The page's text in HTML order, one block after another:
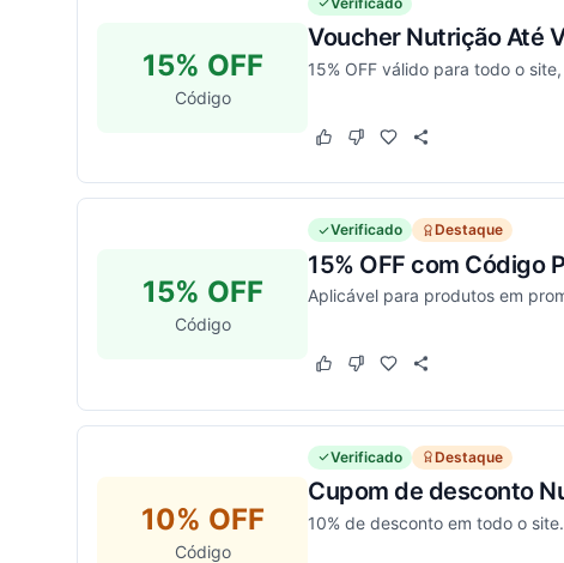
15% OFF
Código
Voucher Nutrição Até
15% OFF válido para todo o
Este cupom funcionou
Este cupom não funcionou
15% OFF
Código
Verificado Destaque
15% OFF com Código
Aplicável para produtos em
Este cupom funcionou
Este cupom não funcionou
10% OFF
Código
Verificado Destaque
Cupom de desconto
10% de desconto em todo o